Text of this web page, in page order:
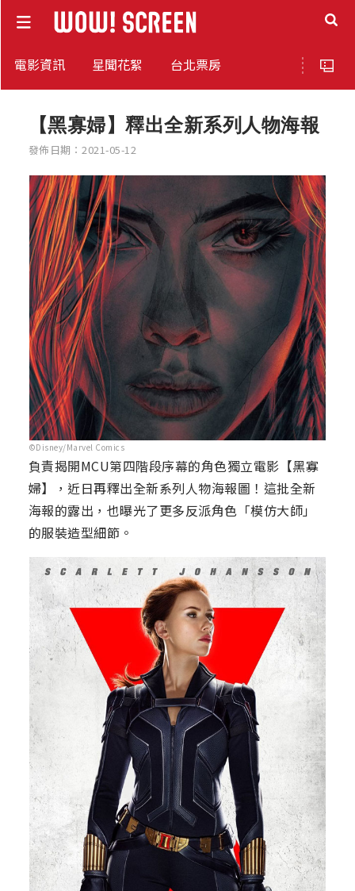
電影資訊 星聞花絮 台北票房
【黑寡婦】釋出全新系列人物海報
發佈日期：2021-05-12
©Disney/Marvel Comics
負責揭開MCU第四階段序幕的角色獨立電影【黑寡
婦】，近日再釋出全新系列人物海報圖！這批全新
海報的露出，也曝光了更多反派角色「模仿大師」
的服裝造型細節。